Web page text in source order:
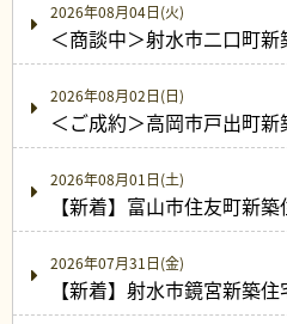
2026年08月04日(火)
＜商談中＞射水市二口町新
2026年08月02日(日)
＜ご成約＞高岡市戸出町新
2026年08月01日(土)
【新着】富山市住友町新
2026年07月31日(金)
【新着】射水市鏡宮新築